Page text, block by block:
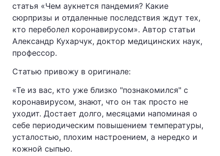
статья «Чем аукнется пандемия? Какие
сюрпризы и отдаленные последствия ждут тех,
кто переболел коронавирусом». Автор статьи
Александр Кухарчук, доктор медицинских наук,
профессор.
Статью привожу в оригинале:
«Те из вас, кто уже близко "познакомился" с
коронавирусом, знают, что он так просто не
уходит. Достает долго, месяцами напоминая о
себе периодическим повышением температуры,
усталостью, плохим настроением, а нередко и
кожной сыпью.